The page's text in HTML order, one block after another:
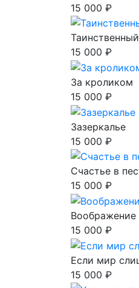
15 000 ₽
15 000 ₽
За кроликом
15 000 ₽
Зазеркалье
15 000 ₽
Счастье в
15 000 ₽
15 000 ₽
Если мир
15 000 ₽